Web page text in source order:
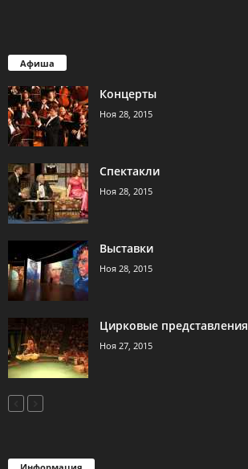
Афиша
Концерты
Ноя 28, 2015
Спектакли
Ноя 28, 2015
Выставки
Ноя 28, 2015
Цирковые представления
Ноя 27, 2015